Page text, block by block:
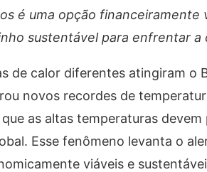
é uma opção financeiramente
sustentável para enfrentar a
de calor diferentes atingiram o
novos recordes de
as altas temperaturas
Esse fenômeno levanta o
viáveis e